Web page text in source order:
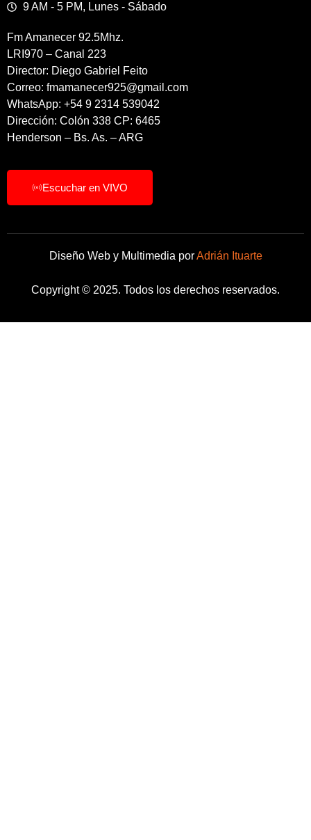
9 AM - 5 PM, Lunes - Sábado
Fm Amanecer 92.5Mhz.
LRI970 – Canal 223
Director: Diego Gabriel Feito
Correo: fmamanecer925@gmail.com
WhatsApp: +54 9 2314 539042
Dirección: Colón 338 CP: 6465
Henderson – Bs. As. – ARG
Escuchar en VIVO
Diseño Web y Multimedia porAdrián Ituarte
Copyright © 2025. Todos los derechos reservados.